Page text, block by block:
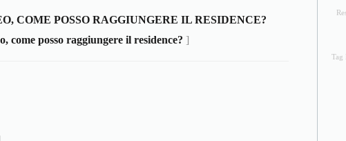
COME POSSO RAGGIUNGERE IL RESIDENCE?
come posso raggiungere il residence? ]
Tag